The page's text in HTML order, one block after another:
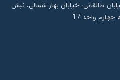
طالقانی، خیابان بهار شمالی، نبش